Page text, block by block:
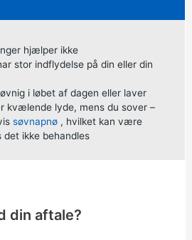
hjælper ikke
stor indflydelse på din eller din
i løbet af dagen eller laver
kvælende lyde, mens du sover –
søvnapnø, hvilket kan være
det ikke behandles
din aftale?